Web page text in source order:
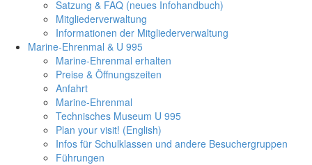
Satzung & FAQ (neues Infohandbuch)
Mitgliederverwaltung
Informationen der Mitgliederverwaltung
Marine-Ehrenmal & U 995
Marine-Ehrenmal erhalten
Preise & Öffnungszeiten
Anfahrt
Marine-Ehrenmal
Technisches Museum U 995
Plan your visit! (English)
Infos für Schulklassen und andere Besuchergruppen
Führungen